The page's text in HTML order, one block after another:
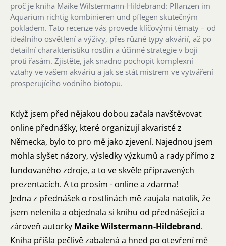
proč je kniha Maike Wilstermann-Hildebrand: Pflanzen im
Aquarium richtig kombinieren und pflegen skutečným
pokladem. Tato recenze vás provede klíčovými tématy – od
ideálního osvětlení a výživy, přes různé typy akvárií, až po
detailní charakteristiku rostlin a účinné strategie v boji
proti řasám. Zjistěte, jak snadno pochopit komplexní
vztahy ve vašem akváriu a jak se stát mistrem ve vytváření
prosperujícího vodního biotopu.
Když jsem před nějakou dobou začala navštěvovat
online přednášky, které organizují akvaristé z
Německa, bylo to pro mě jako zjevení. Najednou jsem
mohla slyšet názory, výsledky výzkumů a rady přímo z
fundovaného zdroje, a to ve skvěle připravených
prezentacích. A to prosím - online a zdarma!
Jedna z přednášek o rostlinách mě zaujala natolik, že
jsem nelenila a objednala si knihu od přednášející a
zároveň autorky Maike Wilstermann-Hildebrand.
Kniha přišla pečlivě zabalená a hned po otevření mě